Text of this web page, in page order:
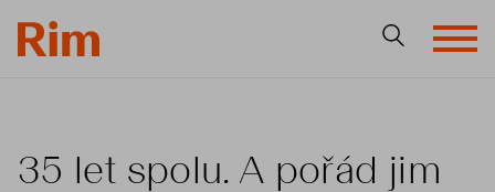
35 let spolu. A pořád jim